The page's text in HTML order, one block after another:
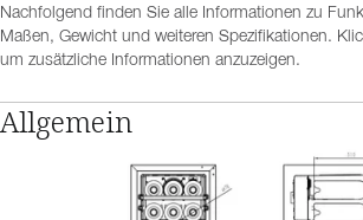
Nachfolgend finden Sie alle Informationen zu
Maßen, Gewicht und weiteren Spezifikationen.
um zusätzliche Informationen anzuzeigen.
Allgemein